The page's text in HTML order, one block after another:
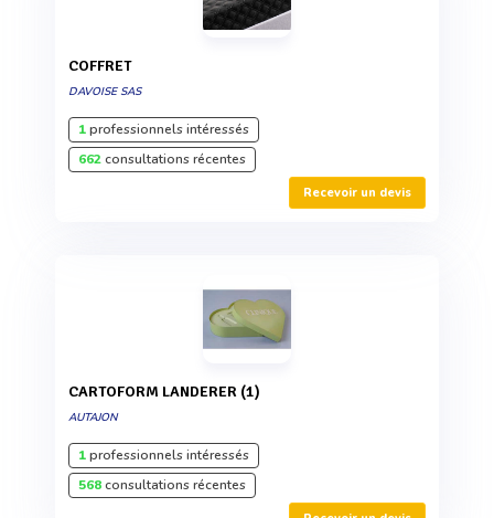
COFFRET
DAVOISE SAS
1professionnels intéressés
662consultations récentes
Recevoir un devis
CARTOFORM LANDERER (1)
AUTAJON
1professionnels intéressés
568consultations récentes